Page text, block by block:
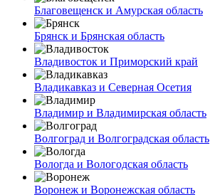
Благовещенск и Амурская область
Брянск и Брянская область
Владивосток и Приморский край
Владикавказ и Северная Осетия
Владимир и Владимирская область
Волгоград и Волгоградская область
Вологда и Вологодская область
Воронеж и Воронежская область